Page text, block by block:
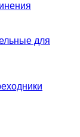
для